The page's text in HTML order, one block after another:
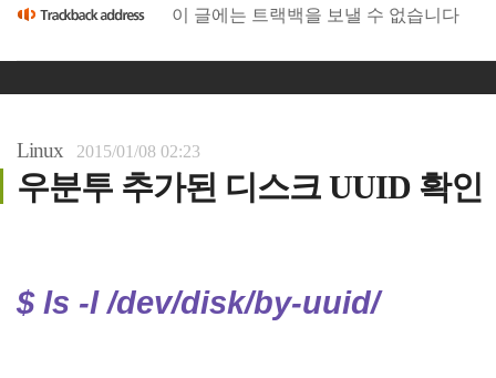
이 글에는 트랙백을 보낼 수 없습니다
Linux 2015/01/08 02:23
우분투 추가된 디스크 UUID 확인
$ ls -l /dev/disk/by-uuid/